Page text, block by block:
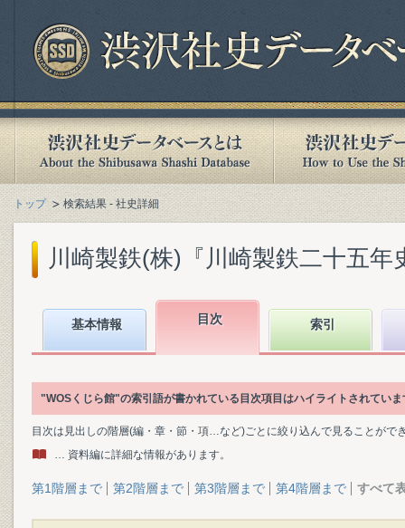
トップ 検索結果 - 社史詳細
川崎製鉄(株)『川崎製鉄二十五年
基本情報 目次 索引
"WOSくじら館"の索引語が書かれている目次項目はハイライトされていま
目次は見出しの階層(編・章・節・項…など)ごとに絞り込んで見ることがで
… 資料編に詳細な情報があります。
第1階層まで 第2階層まで 第3階層まで 第4階層まで すべて